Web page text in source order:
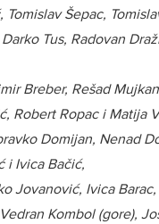
Šepac,
Tus, Radovan
Breber, Rešad
Robert Ropac i Matija
Domijan, Nenad
i Ivica Bačić,
Jovanović, Ivica
Kombol (gore),